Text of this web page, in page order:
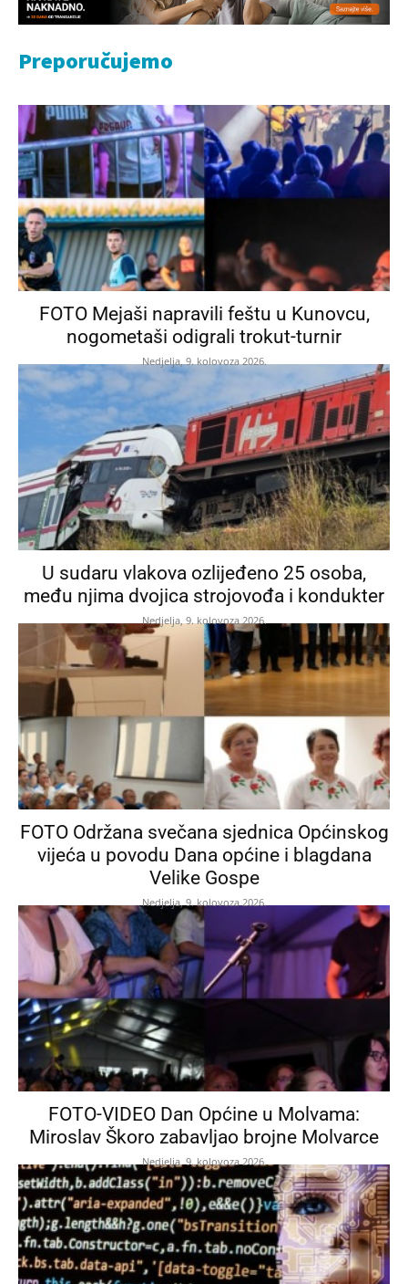
Preporučujemo
FOTO Mejaši napravili feštu u Kunovcu,
nogometaši odigrali trokut-turnir
Nedjelja, 9. kolovoza 2026.
U sudaru vlakova ozlijeđeno 25 osoba,
među njima dvojica strojovođa i kondukter
Nedjelja, 9. kolovoza 2026.
FOTO Održana svečana sjednica Općinskog
vijeća u povodu Dana općine i blagdana
Velike Gospe
Nedjelja, 9. kolovoza 2026.
FOTO-VIDEO Dan Općine u Molvama:
Miroslav Škoro zabavljao brojne Molvarce
Nedjelja, 9. kolovoza 2026.